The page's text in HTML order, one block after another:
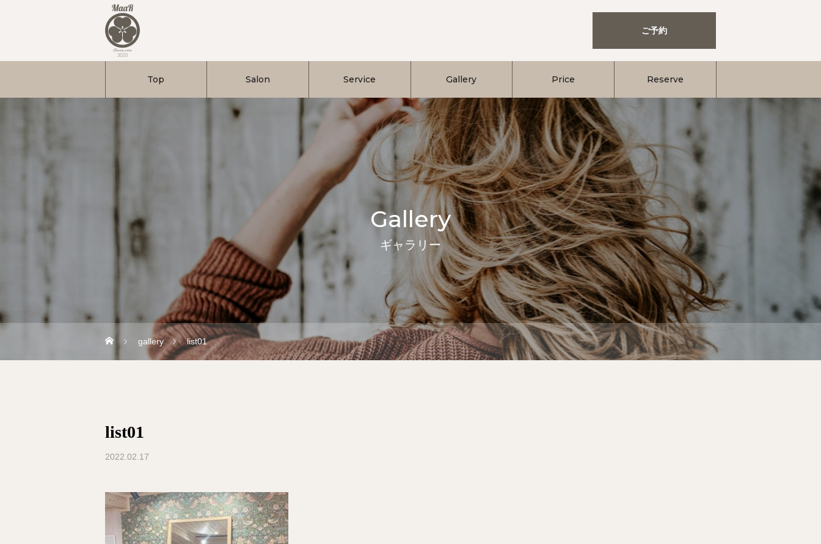
ご予約
Top Salon Service Gallery Price Reserve
Gallery
ギャラリー
gallery list01
list01
2022.02.17